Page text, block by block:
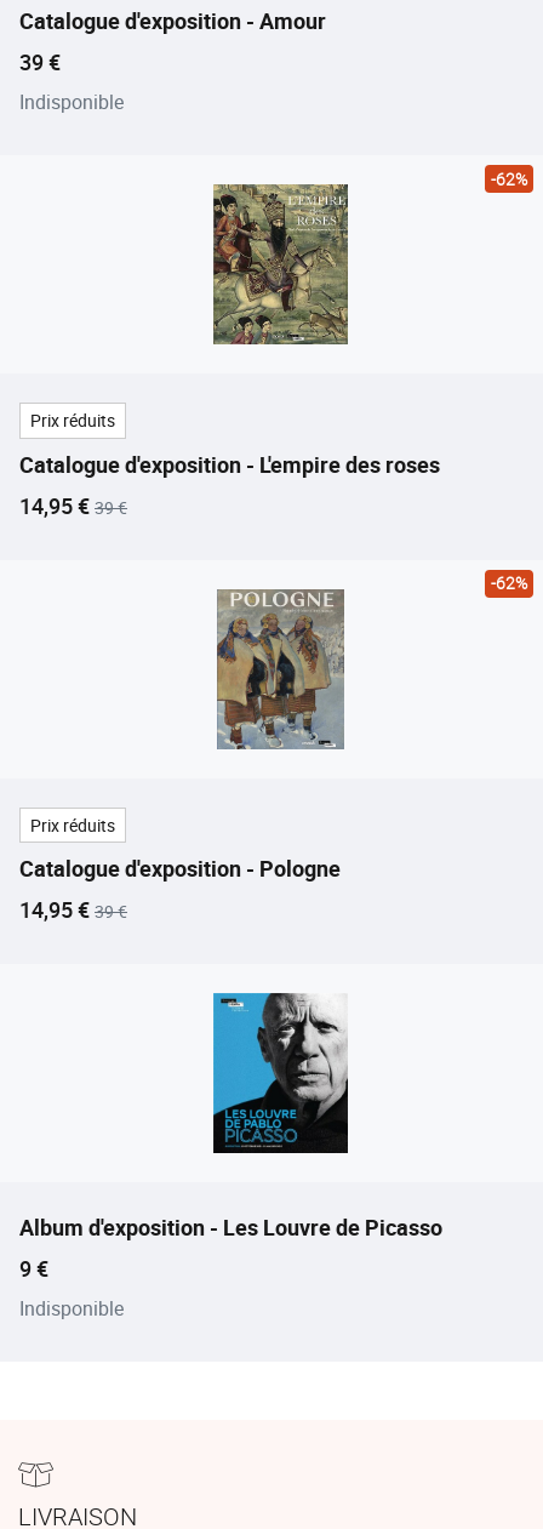
Catalogue d'exposition - Amour
Prix ​​actuel
39 €
Indisponible
Prix réduits
Catalogue d'exposition - L'empire des roses
-62%
Prix ​​actuel
14,95 € Ancien prix
39 €
Prix réduits
Catalogue d'exposition - Pologne
-62%
Prix ​​actuel
14,95 € Ancien prix
39 €
Album d'exposition - Les Louvre de Picasso
Prix ​​actuel
9 €
Indisponible
LIVRAISON